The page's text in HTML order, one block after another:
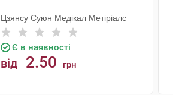
Цзянсу Суюн Медікал Метіріалс
Є в наявності
від 2.50 грн